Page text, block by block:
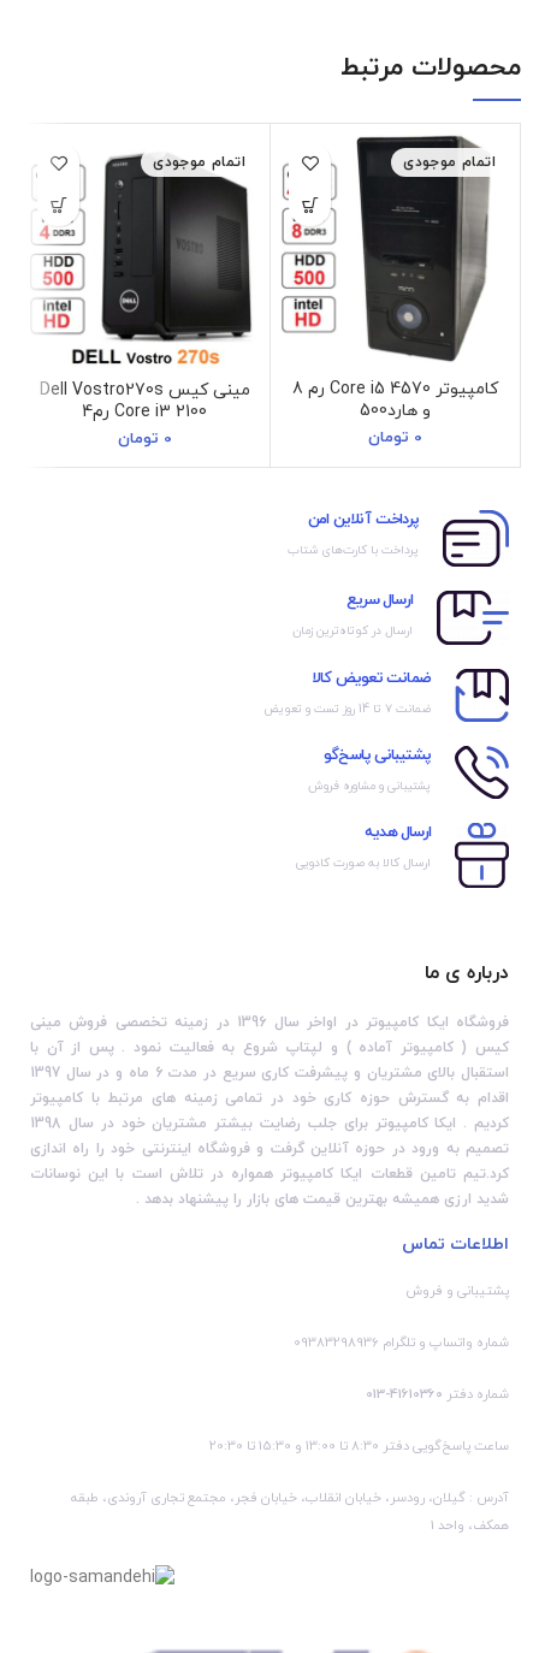
محصولات مرتبط
اتمام موجودی
کامپیوتر Core i5 4570 رم 8
و هارد500
0 تومان
اتمام موجودی
مینی کیس Dell Vostro270s
Core i3 2100 رم4
0 تومان
پرداخت آنلاین امن
پرداخت با کارت‌های شتاب
ارسال سریع
ارسال در کوتاه‌ترین زمان
ضمانت تعویض کالا
ضمانت ۷ تا 14 روز تست و تعویض
پشتیبانی پاسخ‌گو
پشتیبانی و مشاوره فروش
ارسال هدیه
ارسال کالا به صورت کادویی
درباره ی ما
فروشگاه ایکا کامپیوتر در اواخر سال 1396 در زمینه تخصصی فروش مینی
کیس ( کامپیوتر آماده ) و لپتاپ شروع به فعالیت نمود . پس از آن با
استقبال بالای مشتریان و پیشرفت کاری سریع در مدت 6 ماه و در سال 1397
اقدام به گسترش حوزه کاری خود در تمامی زمینه های مرتبط با کامپیوتر
کردیم . ایکا کامپیوتر برای جلب رضایت بیشتر مشتریان خود در سال 1398
تصمیم به ورود در حوزه آنلاین گرفت و فروشگاه اینترنتی خود را راه اندازی
کرد.تیم تامین قطعات ایکا کامپیوتر همواره در تلاش است با این نوسانات
شدید ارزی همیشه بهترین قیمت های بازار را پیشنهاد بدهد .
اطلاعات تماس
پشتیبانی و فروش
شماره واتساپ و تلگرام 09383298936
شماره دفتر 41610360-013
ساعت پاسخ‌گویی دفتر 8:30 تا 13:00 و 15:30 تا 20:30
آدرس : گیلان، رودسر، خیابان انقلاب، خیابان فجر، مجتمع تجاری آروندی، طبقه
همکف، واحد 1